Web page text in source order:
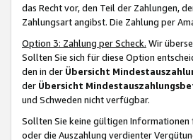
das Recht vor, den Teil der Zahlungen,
Zahlungsart angibst. Die Zahlung per
Option 3: Zahlung per Scheck. Wir
Sollten Sie sich für diese Option
den in der Übersicht
der Übersicht
und Schweden nicht verfügbar.
Sollten Sie keine gültigen
oder die Auszahlung verdienter